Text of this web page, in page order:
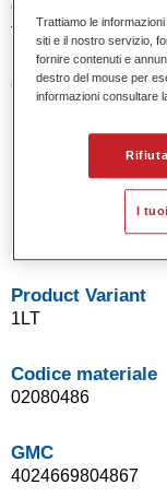
e buona opacità. Si
facilità di
Caratteristiche
Colori pastello,
Eccellenti
Buona opacità.
Sistema di basi
Facile da
Product Variant
1LT
Codice materiale
02080486
GMC
4024669804867
Trattiamo le
siti e il nostro servizio,
fornire contenuti e
destro del mouse per
informazioni consultare
I